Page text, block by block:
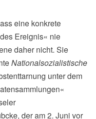
eine konkrete
Ereignis« nie
daher nicht. Sie
Nationalsozialistische
unter dem
der am 2. Juni vor